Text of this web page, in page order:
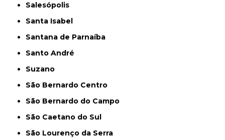
Salesópolis
Santa Isabel
Santana de Parnaíba
Santo André
Suzano
São Bernardo Centro
São Bernardo do Campo
São Caetano do Sul
São Lourenço da Serra